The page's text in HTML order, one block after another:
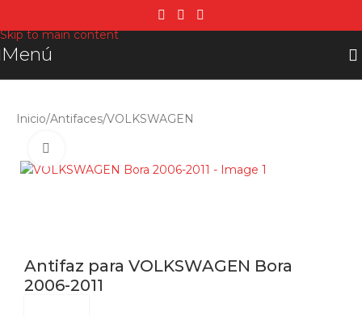
Skip to main content
Menú
Inicio/Antifaces/VOLKSWAGEN
Antifaz para VOLKSWAGEN Bora
2006-2011